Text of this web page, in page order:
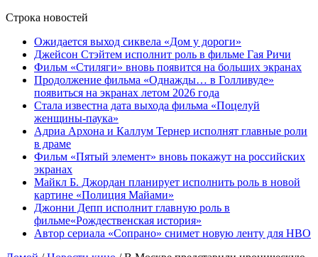
Строка новостей
Ожидается выход сиквела «Дом у дороги»
Джейсон Стэйтем исполнит роль в фильме Гая Ричи
Фильм «Стиляги» вновь появится на больших экранах
Продолжение фильма «Однажды… в Голливуде»
появиться на экранах летом 2026 года
Стала известна дата выхода фильма «Поцелуй
женщины-паука»
Адриа Архона и Каллум Тернер исполнят главные роли
в драме
Фильм «Пятый элемент» вновь покажут на российских
экранах
Майкл Б. Джордан планирует исполнить роль в новой
картине «Полиция Майами»
Джонни Депп исполнит главную роль в
фильме«Рождественская история»
Автор сериала «Сопрано» снимет новую ленту для HBO